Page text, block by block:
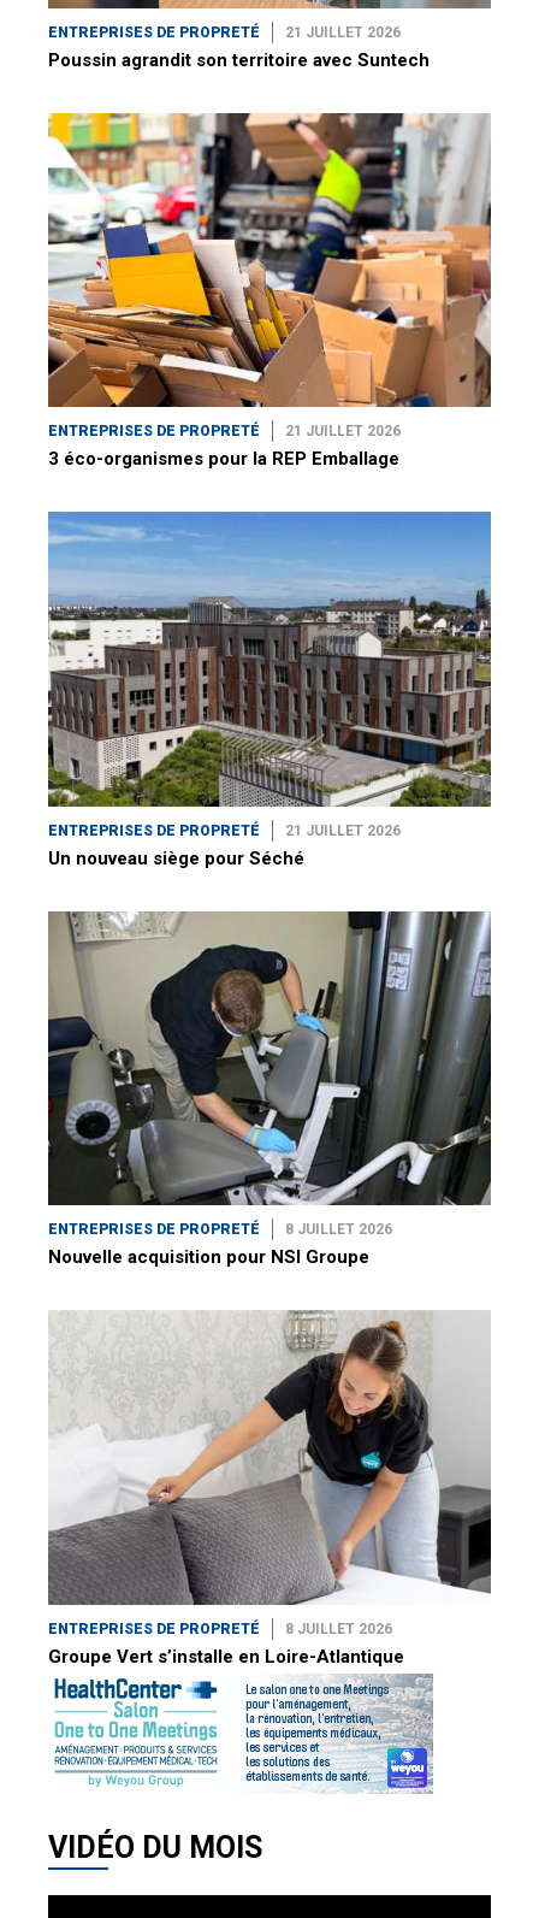
ENTREPRISES DE PROPRETÉ 21 JUILLET 2026
Poussin agrandit son territoire avec Suntech
ENTREPRISES DE PROPRETÉ 21 JUILLET 2026
3 éco-organismes pour la REP Emballage
ENTREPRISES DE PROPRETÉ 21 JUILLET 2026
Un nouveau siège pour Séché
ENTREPRISES DE PROPRETÉ 8 JUILLET 2026
Nouvelle acquisition pour NSI Groupe
ENTREPRISES DE PROPRETÉ 8 JUILLET 2026
Groupe Vert s’installe en Loire-Atlantique
VIDÉO DU MOIS